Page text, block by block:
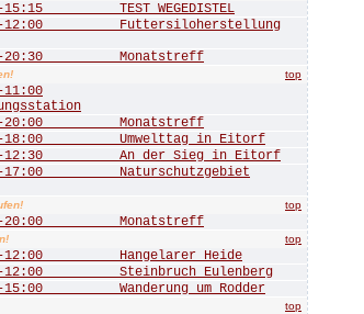
15:15 TEST WEGEDISTEL
12:00 Futtersiloherstellung
20:30 Monatstreff
top
20:00 Monatstreff
18:00 Umwelttag in Eitorf
12:30 An der Sieg in Eitorf
17:00 Naturschutzgebiet
top
20:00 Monatstreff
top
12:00 Hangelarer Heide
12:00 Steinbruch Eulenberg
15:00 Wanderung um Rodder
top